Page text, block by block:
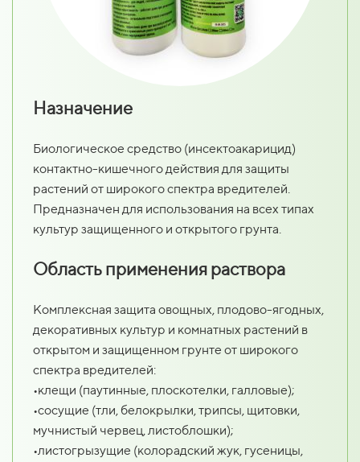
Назначение
Биологическое средство (инсектоакарицид)
контактно-кишечного действия для защиты
растений от широкого спектра вредителей.
Предназначен для использования на всех типах
культур защищенного и открытого грунта.
Область применения раствора
Комплексная защита овощных, плодово-ягодных,
декоративных культур и комнатных растений в
открытом и защищенном грунте от широкого
спектра вредителей:
•клещи (паутинные, плоскотелки, галловые);
•сосущие (тли, белокрылки, трипсы, щитовки,
мучнистый червец, листоблошки);
•листогрызущие (колорадский жук, гусеницы,